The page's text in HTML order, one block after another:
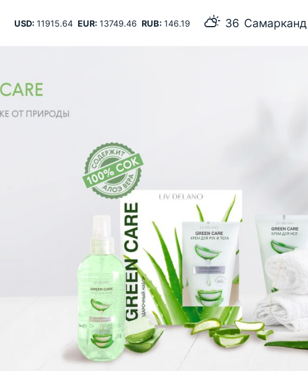
USD:11915.64 EUR:13749.46 RUB:146.19 36 Самарканд